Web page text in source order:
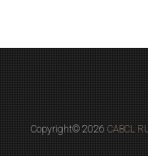
Copyright© 2026 CABCL